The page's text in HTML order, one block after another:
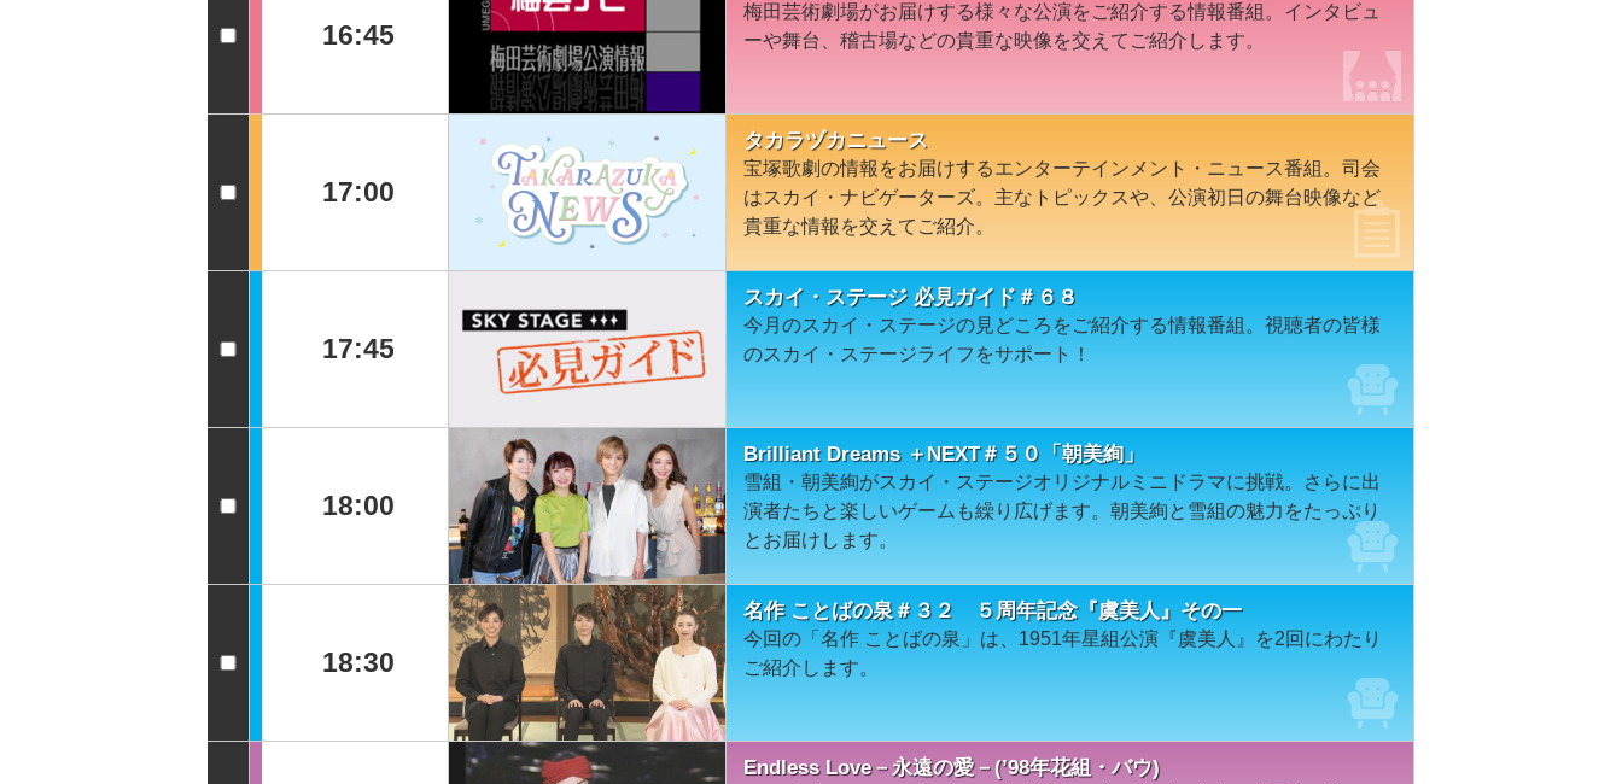
16:45
梅田芸術劇場がお届けする様々な公演をご紹介する情報番組。インタビュ
ーや舞台、稽古場などの貴重な映像を交えてご紹介します。
17:00
タカラヅカニュース
宝塚歌劇の情報をお届けするエンターテインメント・ニュース番組。司会
はスカイ・ナビゲーターズ。主なトピックスや、公演初日の舞台映像など
貴重な情報を交えてご紹介。
17:45
スカイ・ステージ 必見ガイド＃６８
今月のスカイ・ステージの見どころをご紹介する情報番組。視聴者の皆様
のスカイ・ステージライフをサポート！
18:00
Brilliant Dreams ＋NEXT＃５０「朝美絢」
雪組・朝美絢がスカイ・ステージオリジナルミニドラマに挑戦。さらに出
演者たちと楽しいゲームも繰り広げます。朝美絢と雪組の魅力をたっぷり
とお届けします。
18:30
名作 ことばの泉＃３２ ５周年記念『虞美人』その一
今回の「名作 ことばの泉」は、1951年星組公演『虞美人』を2回にわたり
ご紹介します。
Endless Love－永遠の愛－(’98年花組・バウ)